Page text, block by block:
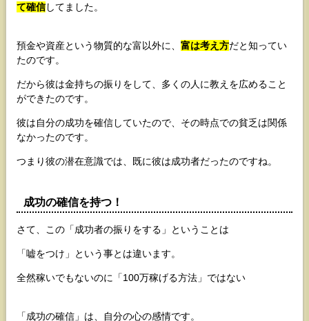
て確信してました。
預金や資産という物質的な富以外に、 富は考え方だと知ってい
たのです。
だから彼は金持ちの振りをして、多くの人に教えを広めること
ができたのです。
彼は自分の成功を確信していたので、その時点での貧乏は関係
なかったのです。
つまり彼の潜在意識では、既に彼は成功者だったのですね。
成功の確信を持つ！
さて、この「成功者の振りをする」ということは
「嘘をつけ」という事とは違います。
全然稼いでもないのに「100万稼げる方法」ではない
「成功の確信」は、自分の心の感情です。